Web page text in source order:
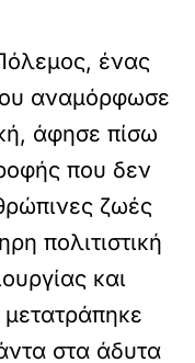
ένας
αναμόρφωσε
άφησε πίσω
που δεν
ζωές
πολιτιστική
και
στα άδυτα